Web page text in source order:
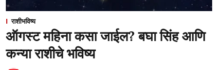
राशीभविष्य
ऑगस्ट महिना कसा जाईल? बघा सिंह आणि
कन्या राशीचे भविष्य